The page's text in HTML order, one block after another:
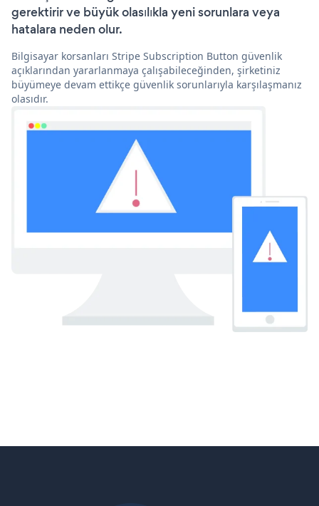
gerektirir ve büyük olasılıkla yeni sorunlara veya
hatalara neden olur.
Bilgisayar korsanları Stripe Subscription Button güvenlik
açıklarından yararlanmaya çalışabileceğinden, şirketiniz
büyümeye devam ettikçe güvenlik sorunlarıyla karşılaşmanız
olasıdır.